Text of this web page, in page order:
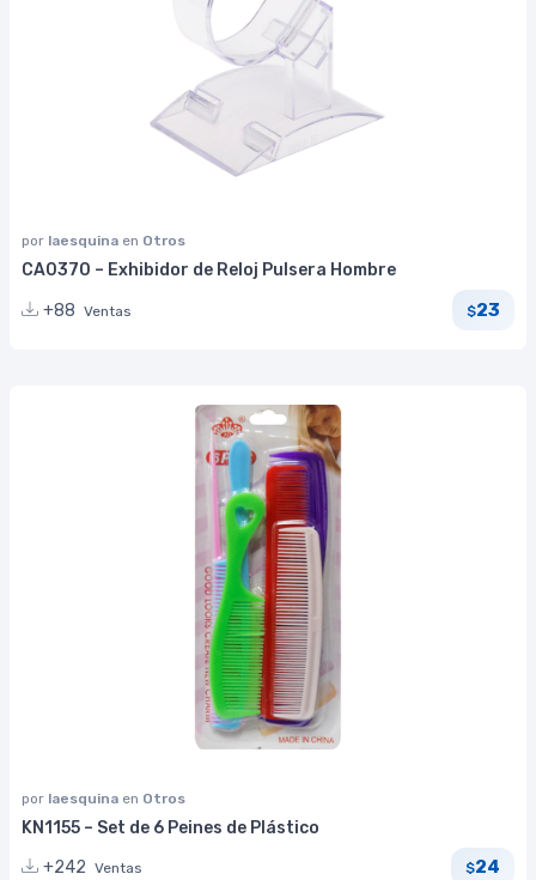
por laesquina en Otros
CA0370 – Exhibidor de Reloj Pulsera Hombre
+88 Ventas $23
por laesquina en Otros
KN1155 – Set de 6 Peines de Plástico
+242 Ventas $24